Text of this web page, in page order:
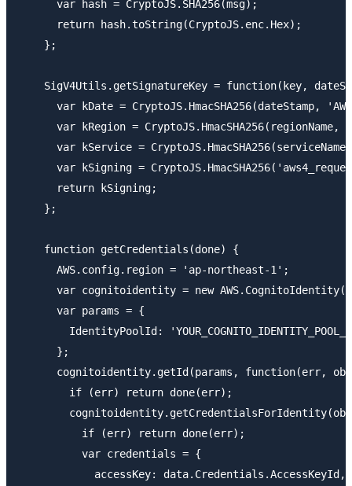
      var hash = CryptoJS.SHA256(msg);
      return hash.toString(CryptoJS.enc.Hex);
    };
SigV4Utils.getSignatureKey = function(key,
var kDate = CryptoJS.HmacSHA256(dateStamp,
var kRegion = CryptoJS.HmacSHA256(regionName,
var kService =
var kSigning =
      return kSigning;
    };
    function getCredentials(done) {
      AWS.config.region = 'ap-northeast-1';
var cognitoidentity = new
      var params = {
IdentityPoolId:
      };
cognitoidentity.getId(params, function(err,
        if (err) return done(err);
          if (err) return done(err);
          var credentials = {
            accessKey: data.Credentials.AccessKeyId,